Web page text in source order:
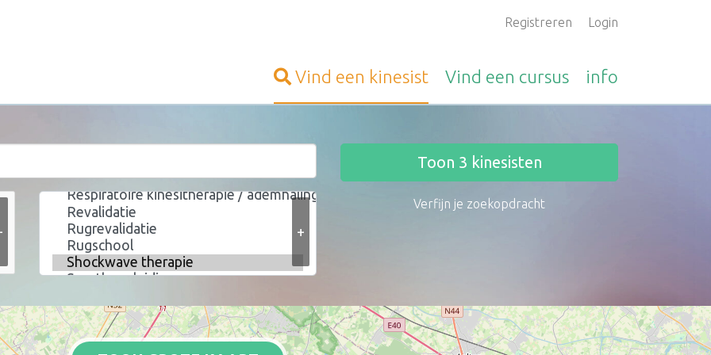
Registreren Login
Vind een kinesist Vind een cursus info
+
Toon 3 kinesisten
Verfijn je zoekopdracht